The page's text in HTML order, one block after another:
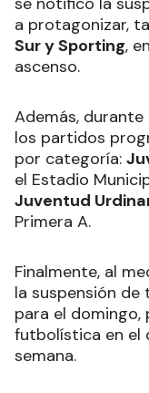
a protagonizar,
Sur y Sporting,
ascenso.
Además,
los partidos
por categoría:
el Estadio
Juventud
Primera A.
Finalmente, al
la suspensión
para el
futbolística en el
semana.